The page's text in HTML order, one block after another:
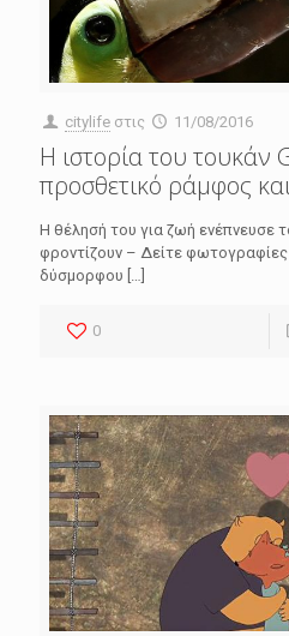
citylife στις 11/08/2016
Η ιστορία του τουκάν
προσθετικό ράμφος
Η θέλησή του για ζωή ενέπνευσε
φροντίζουν – Δείτε φωτογραφίες
δύσμορφου
0